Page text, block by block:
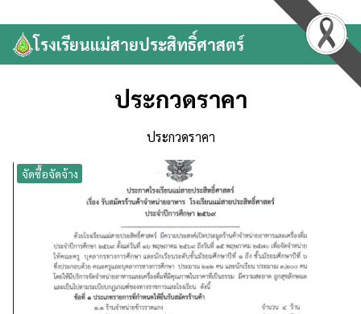
to
contentโรงเรียนแม่สายประสิทธิ์ศาสตร์
Search
for:
ประกวดราคา
ประกวดราคา
จัดซื้อจัดจ้าง